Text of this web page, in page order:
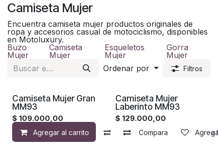
Camiseta Mujer
Encuentra camiseta mujer productos originales de
ropa y accesorios casual de motociclismo, disponibles
en Motoluxury.
Buzo
Mujer
Camiseta
Mujer
Esqueletos
Mujer
Gorra
Mujer
Ordenar por
Filtros
Camiseta Mujer Gran
MM93
$ 109.000,00
Agregar al carrito Compara Agregar a
Camiseta Mujer
Laberinto MM93
$129.000,00
Compara